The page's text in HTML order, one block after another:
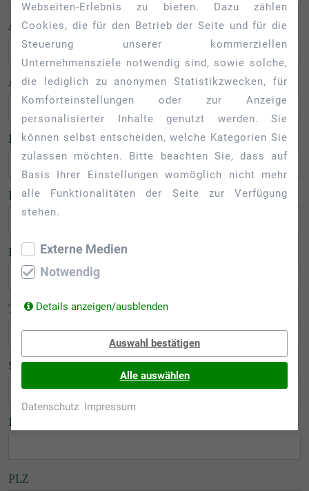
ANREISE
ABREISE
PERSONEN
IHR NAME
E-MAIL
TELEFON
STRASSE
HAUSNUMMER
PLZ
Webseiten-Erlebnis zu bieten. Dazu zählen
Cookies, die für den Betrieb der Seite und für die
Steuerung unserer kommerziellen
Unternehmensziele notwendig sind, sowie solche,
die lediglich zu anonymen Statistikzwecken, für
Komforteinstellungen oder zur Anzeige
personalisierter Inhalte genutzt werden. Sie
können selbst entscheiden, welche Kategorien Sie
zulassen möchten. Bitte beachten Sie, dass auf
Basis Ihrer Einstellungen womöglich nicht mehr
alle Funktionalitäten der Seite zur Verfügung
stehen.
Externe Medien
Notwendig
Details anzeigen/ausblenden
Auswahl bestätigen
Alle auswählen
Datenschutz Impressum